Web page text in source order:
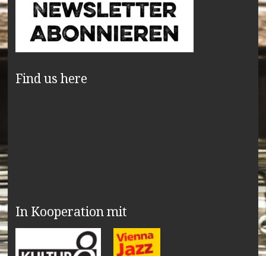
Find us here
In Kooperation mit